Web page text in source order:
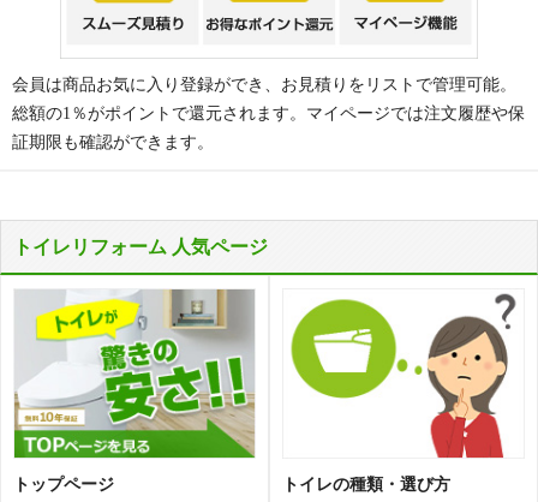
会員は商品お気に入り登録ができ、お見積りをリストで管理可能。
総額の1％がポイントで還元されます。マイページでは注文履歴や保
証期限も確認ができます。
トイレリフォーム 人気ページ
トップページ トイレの種類・選び方